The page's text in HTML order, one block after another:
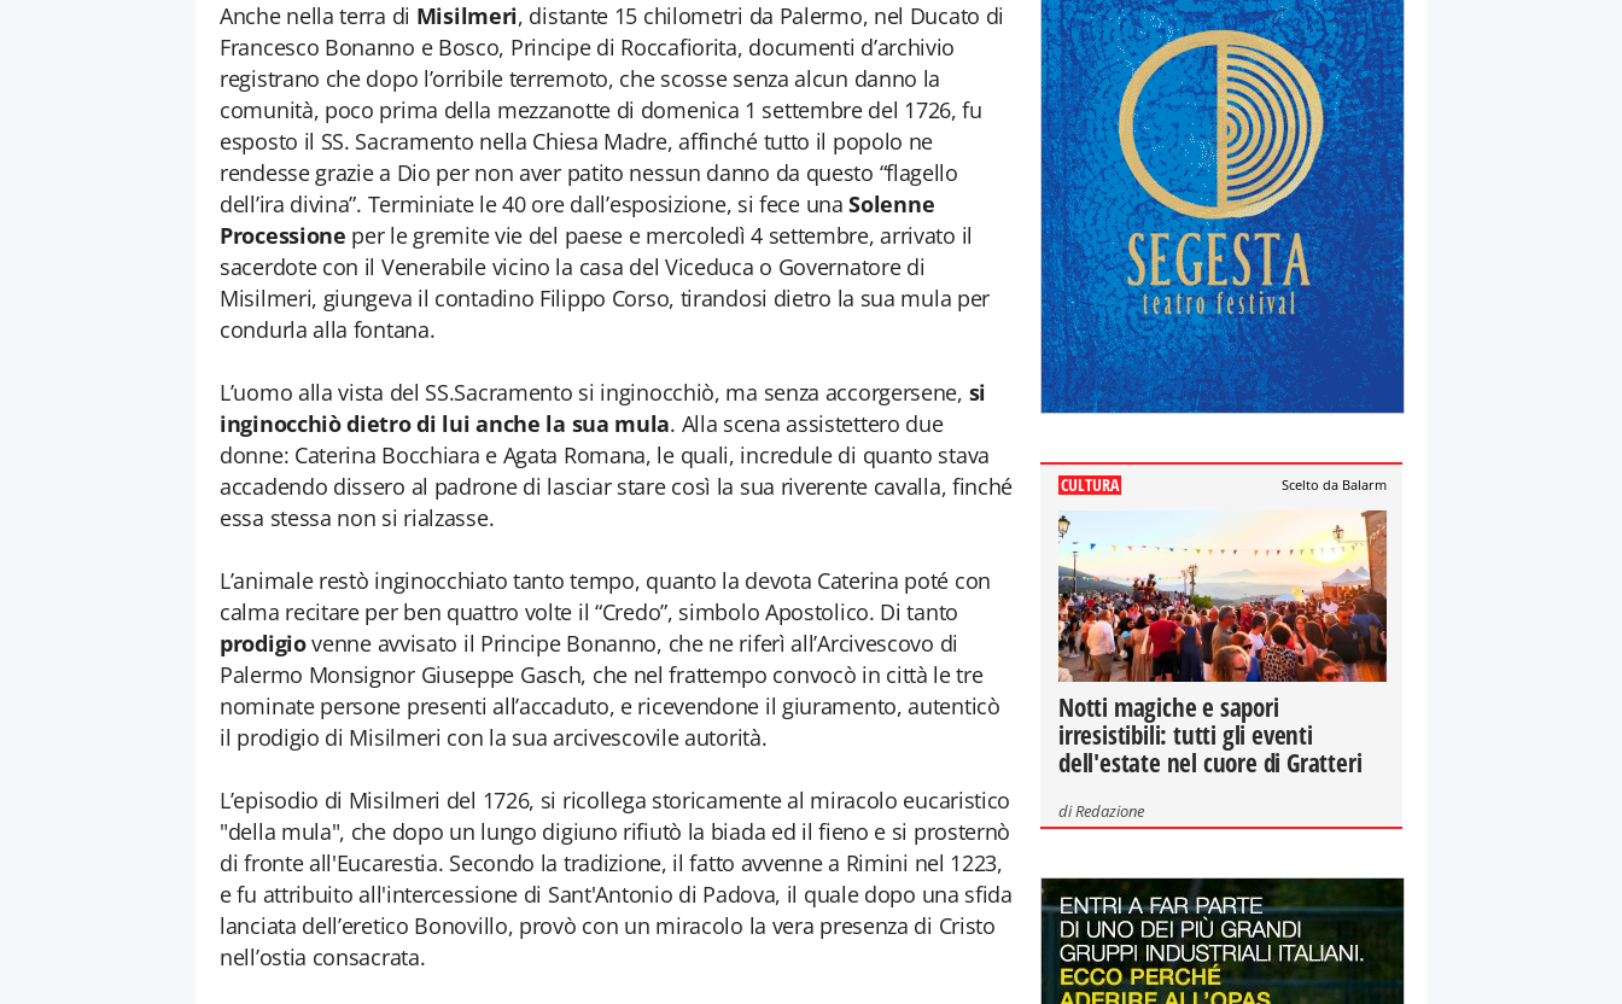
Anche nella terra di Misilmeri, distante 15 chilometri da Palermo, nel Ducato di
Francesco Bonanno e Bosco, Principe di Roccafiorita, documenti d’archivio
registrano che dopo l’orribile terremoto, che scosse senza alcun danno la
comunità, poco prima della mezzanotte di domenica 1 settembre del 1726, fu
esposto il SS. Sacramento nella Chiesa Madre, affinché tutto il popolo ne
rendesse grazie a Dio per non aver patito nessun danno da questo “flagello
dell’ira divina”. Terminiate le 40 ore dall’esposizione, si fece unaSolenne
Processione per le gremite vie del paese e mercoledì 4 settembre, arrivato il
sacerdote con il Venerabile vicino la casa del Viceduca o Governatore di
Misilmeri, giungeva il contadino Filippo Corso, tirandosi dietro la sua mula per
condurla alla fontana.
L’uomo alla vista del SS.Sacramento si inginocchiò, ma senza accorgersene, si
inginocchiò dietro di lui anche la sua mula. Alla scena assistettero due
donne: Caterina Bocchiara e Agata Romana, le quali, incredule di quanto stava
accadendo dissero al padrone di lasciar stare così la sua riverente cavalla, finché
essa stessa non si rialzasse.
L’animale restò inginocchiato tanto tempo, quanto la devota Caterina poté con
calma recitare per ben quattro volte il “Credo”, simbolo Apostolico. Di tanto
prodigiovenne avvisato il Principe Bonanno, che ne riferì all’Arcivescovo di
Palermo Monsignor Giuseppe Gasch, che nel frattempo convocò in città le tre
nominate persone presenti all’accaduto, e ricevendone il giuramento, autenticò
il prodigio di Misilmeri con la sua arcivescovile autorità.
L’episodio di Misilmeri del 1726, si ricollega storicamente al miracolo eucaristico
"della mula", che dopo un lungo digiuno rifiutò la biada ed il fieno e si prosternò
di fronte all'Eucarestia. Secondo la tradizione, il fatto avvenne a Rimini nel 1223,
e fu attribuito all'intercessione di Sant'Antonio di Padova, il quale dopo una sfida
lanciata dell’eretico Bonovillo, provò con un miracolo la vera presenza di Cristo
nell’ostia consacrata.
CULTURA Scelto da Balarm
Notti magiche e sapori
irresistibili: tutti gli eventi
dell'estate nel cuore di Gratteri
diRedazione